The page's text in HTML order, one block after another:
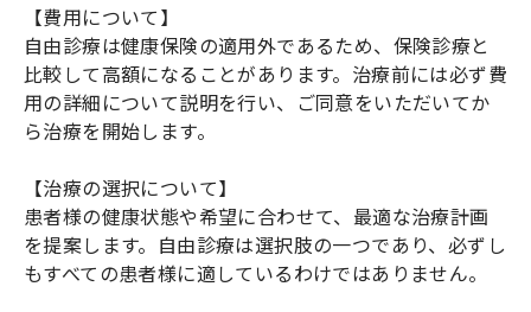
【費用について】
自由診療は健康保険の適用外であるため、保険診療と
比較して高額になることがあります。治療前には必ず費
用の詳細について説明を行い、ご同意をいただいてか
ら治療を開始します。
【治療の選択について】
患者様の健康状態や希望に合わせて、最適な治療計画
を提案します。自由診療は選択肢の一つであり、必ずし
もすべての患者様に適しているわけではありません。